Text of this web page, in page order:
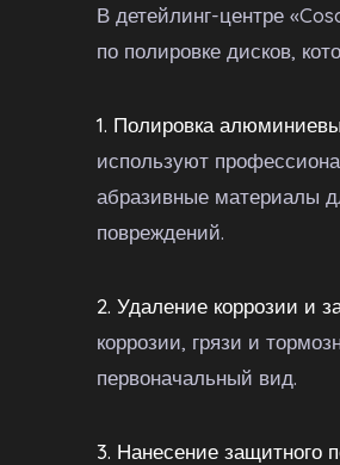
В детейлинг-центре
по полировке дисков,
1. Полировка
используют
абразивные материалы
повреждений.
2. Удаление коррозии и
коррозии, грязи и
первоначальный вид.
3. Нанесение защитного